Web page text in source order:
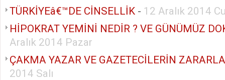
TÜRKİYEâ€™DE CİNSELLİK - 12 Aralık 2014
HİPOKRAT YEMİNİ NEDİR ? VE GÜNÜMÜZ
Aralık 2014 Pazar
ÇAKMA YAZAR VE GAZETECİLERİN
2014 Salı